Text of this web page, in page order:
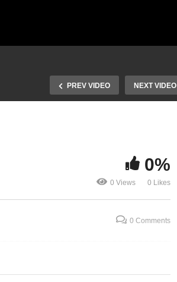
PREV VIDEO NEXT VIDEO
0%
0 Views 0 Likes
0 Comments